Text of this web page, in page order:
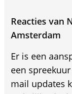
Reacties van
Amsterdam
Er is een
een
mail updates